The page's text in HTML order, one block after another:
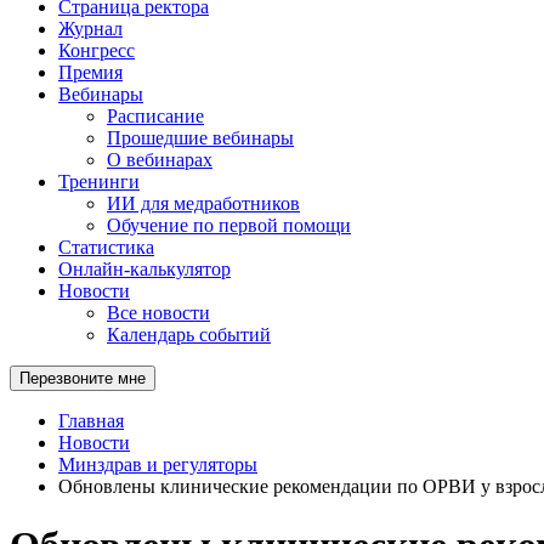
Страница ректора
Журнал
Конгресс
Премия
Вебинары
Расписание
Прошедшие вебинары
О вебинарах
Тренинги
ИИ для медработников
Обучение по первой помощи
Статистика
Онлайн-калькулятор
Новости
Все новости
Календарь событий
Перезвоните мне
Главная
Новости
Минздрав и регуляторы
Обновлены клинические рекомендации по ОРВИ у